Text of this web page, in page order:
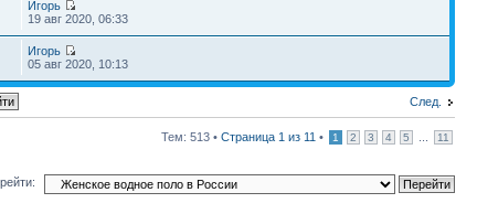
Игорь
19 авг 2020, 06:33
Игорь
05 авг 2020, 10:13
След.
Тем: 513 • Страница 1 из 11 • 1 2 3 4 5 11